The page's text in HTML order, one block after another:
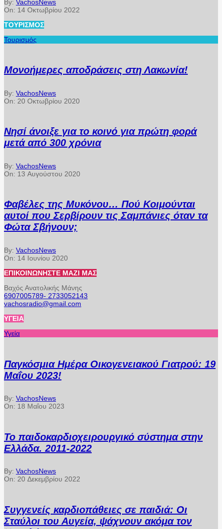
By: VachosNews
On: 14 Οκτωβρίου 2022
ΤΟΥΡΙΣΜΌΣ
Τουρισμός
Μονοήμερες αποδράσεις στη Λακωνία!
By: VachosNews
On: 20 Οκτωβρίου 2020
Νησί άνοιξε για το κοινό για πρώτη φορά
μετά από 300 χρόνια
By: VachosNews
On: 13 Αυγούστου 2020
Φαβέλες της Μυκόνου… Πού Κοιμούνται
αυτοί που Σερβίρουν τις Σαμπάνιες όταν τα
Φώτα Σβήνουν;
By: VachosNews
On: 14 Ιουνίου 2020
ΕΠΙΚΟΙΝΩΝΉΣΤΕ ΜΑΖΊ ΜΑΣ
Βαχός Ανατολικής Μάνης
6907005789- 2733052143
vachosradio@gmail.com
ΥΓΕΊΑ
Υγεία
Παγκόσμια Ημέρα Οικογενειακού Γιατρού: 19
Μαΐου 2023!
By: VachosNews
On: 18 Μαΐου 2023
Το παιδοκαρδιοχειρουργικό σύστημα στην
Ελλάδα. 2011-2022
By: VachosNews
On: 20 Δεκεμβρίου 2022
Συγγενείς καρδιοπάθειες σε παιδιά: Οι
Σταύλοι του Αυγεία, ψάχνουν ακόμα τον